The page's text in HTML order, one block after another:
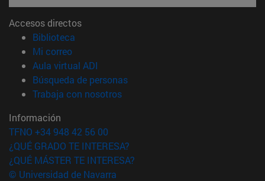
Accesos directos
Biblioteca
Mi correo(abre en nueva ventana)
Aula virtual ADI
Búsqueda de personas(abre en nueva ventana)
Trabaja con nosotros(abre en nueva ventana)
Información
TFNO +34 948 42 56 00
¿QUÉ GRADO TE INTERESA?
¿QUÉ MÁSTER TE INTERESA?
© Universidad de Navarra